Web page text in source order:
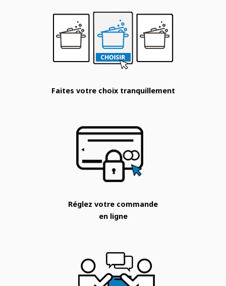
Faites votre choix tranquillement
Réglez votre commande
en ligne